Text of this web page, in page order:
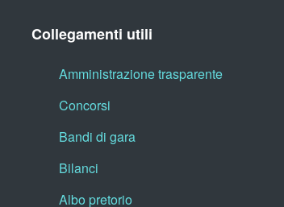
Collegamenti utili
Amministrazione trasparente
Concorsi
Bandi di gara
Bilanci
Albo pretorio